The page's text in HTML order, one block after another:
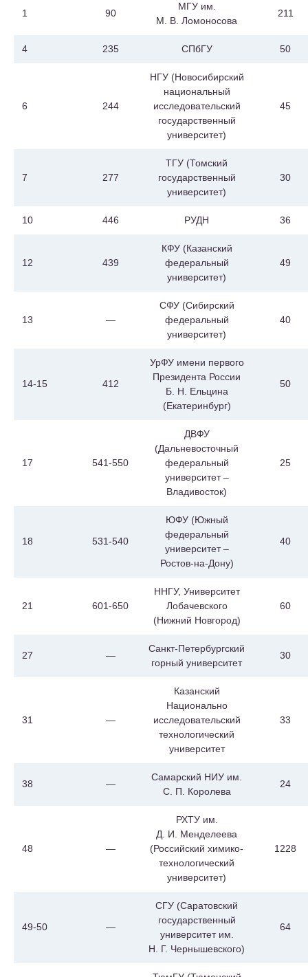
1 90
МГУ им.
М. В. Ломоносова
211
4 235 СПбГУ 50
6 244
НГУ (Новосибирский
национальный
исследовательский
государственный
университет)
45
7 277
ТГУ (Томский
государственный
университет)
30
10 446 РУДН 36
12 439
КФУ (Казанский
федеральный
университет)
49
13 —
СФУ (Сибирский
федеральный
университет)
40
14-15 412
УрФУ имени первого
Президента России
Б. Н. Ельцина
(Екатеринбург)
50
17 541-550
ДВФУ
(Дальневосточный
федеральный
университет –
Владивосток)
25
18 531-540
ЮФУ (Южный
федеральный
университет –
Ростов-на-Дону)
40
21 601-650
ННГУ, Университет
Лобачевского
(Нижний Новгород)
60
27 —
Санкт-Петербургский
горный университет
30
31 —
Казанский
Национально
исследовательский
технологический
университет
33
38 —
Самарский НИУ им.
С. П. Королева
24
48 —
РХТУ им.
Д. И. Менделеева
(Российский химико-
технологический
университет)
1228
49-50 —
СГУ (Саратовский
государственный
университет им.
Н. Г. Чернышевского)
64